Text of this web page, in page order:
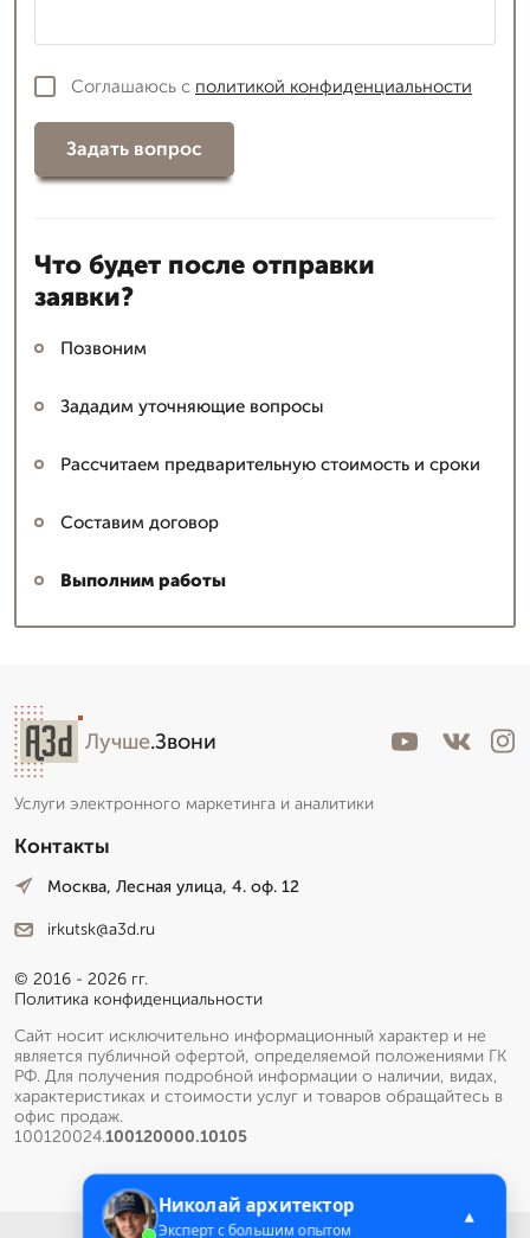
Соглашаюсь с политикой конфиденциальности
Задать вопрос
Что будет после отправки
заявки?
Позвоним
Зададим уточняющие вопросы
Рассчитаем предварительную стоимость и сроки
Составим договор
Выполним работы
Лучше.Звони
Услуги электронного маркетинга и аналитики
Контакты
Москва, Лесная улица, 4. оф. 12
irkutsk@a3d.ru
© 2016 - 2026 гг.
Политика конфиденциальности
Сайт носит исключительно информационный характер и не
является публичной офертой, определяемой положениями ГК
РФ. Для получения подробной информации о наличии, видах,
характеристиках и стоимости услуг и товаров обращайтесь в
офис продаж.
100120024.100120000.10105
Николай архитектор
Эксперт с большим опытом
▲